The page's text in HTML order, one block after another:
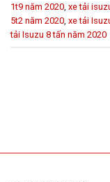
1t9 năm 2020 xe tải
5t2 năm 2020 xe tải
tải Isuzu 8 tấn năm 2020